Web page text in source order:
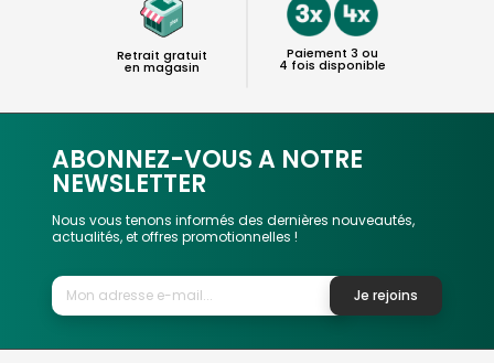
Retrait gratuit
en magasin
Paiement 3 ou
4 fois disponible
ABONNEZ-VOUS A NOTRE
NEWSLETTER
Nous vous tenons informés des dernières nouveautés,
actualités, et offres promotionnelles !
Je rejoins